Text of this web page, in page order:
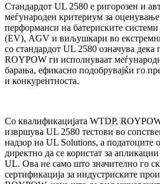
Стандардот UL 2580 е ригорозен и
меѓународен критериум за
перформанси на батериските системи
(EV), AGV и виљушкари во
со стандардот UL 2580 означува дека
ROYPOW ги исполнуваат
барања, ефикасно подобрувајќи го
и конкурентноста.
Со квалификацијата WTDP,
извршува UL 2580 тестови во
надзор на UL Solutions, а податоците
директно да се користат за
UL. Ова не само што значително го
сертификација за индустриските